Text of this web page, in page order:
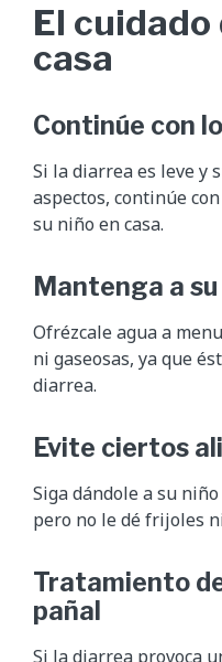
El cuidado
casa
Continúe con
Si la diarrea es leve y
aspectos, continúe
su niño en casa.
Mantenga a
Ofrézcale agua a
ni gaseosas, ya que
diarrea.
Evite ciertos
Siga dándole a su
pero no le dé frijoles
Tratamiento
pañal
Si la diarrea provoca